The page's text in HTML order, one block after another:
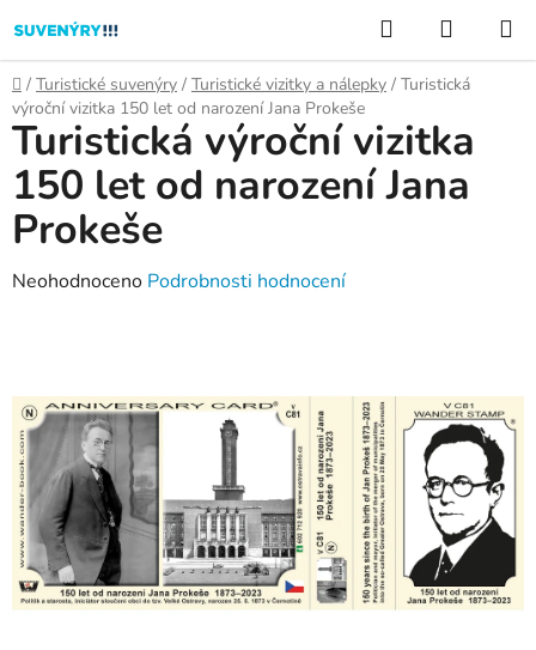
na
obsah
Hledat
KOŠÍK
Domů
/ Turistické suvenýry / Turistické vizitky a nálepky / Turistická
výroční vizitka 150 let od narození Jana Prokeše
Turistická výroční vizitka
150 let od narození Jana
Prokeše
Průměrné
0,0
5
hvězdiček.
Neohodnoceno Podrobnosti hodnocení